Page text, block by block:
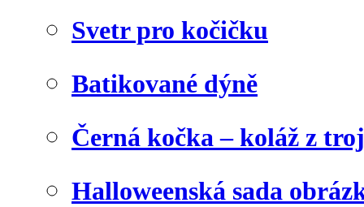
Svetr pro kočičku
Batikované dýně
Černá kočka – koláž z
Halloweenská sada